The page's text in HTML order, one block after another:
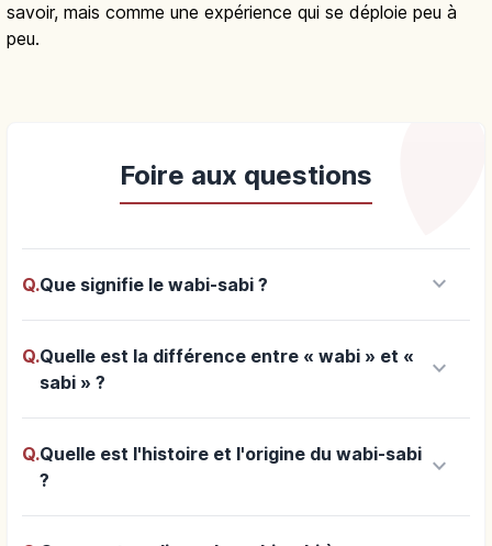
savoir, mais comme une expérience qui se déploie peu à
peu.
Foire aux questions
Q.Que signifie le wabi-sabi ? keyboard_arrow_down
Q.Quelle est la différence entre « wabi » et «
sabi » ?
keyboard_arrow_down
Q.Quelle est l'histoire et l'origine du wabi-sabi
?
keyboard_arrow_down